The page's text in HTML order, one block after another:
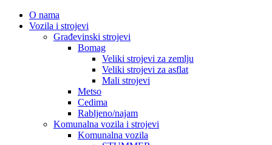
O nama
Vozila i strojevi
Građevinski strojevi
Bomag
Veliki strojevi za zemlju
Veliki strojevi za asflat
Mali strojevi
Metso
Cedima
Rabljeno/najam
Komunalna vozila i strojevi
Komunalna vozila